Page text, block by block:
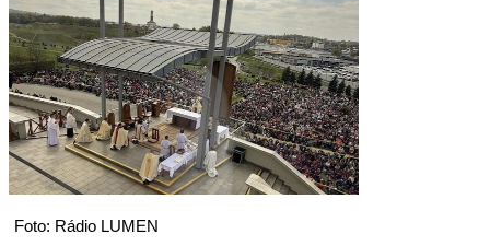
Foto: Rádio LUMEN